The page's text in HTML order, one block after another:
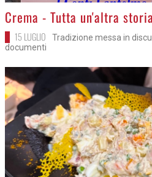
>
Crema - Tutta un'altra storia
15 LUGLIO
Tradizione messa in
documenti